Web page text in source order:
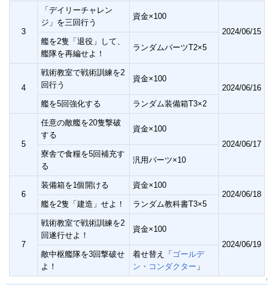
3
「デイリーチャレン
ジ」を三回行う
資金×100
2024/06/15
艦を2隻「退役」して、
艦隊を再編せよ！
ランダムパーツT2×5
4
戦術教室で戦術訓練を2
回行う
資金×100
2024/06/16
艦を5回強化する
ランダム装備箱T3×2
5
任意の敵艦を20隻撃破
する
資金×100
2024/06/17
寮舎で食糧を5回補充す
る
汎用パーツ×10
6
装備箱を1個開ける
資金×100
2024/06/18
艦を2隻「建造」せよ！
ランダム教科書T3×5
7
戦術教室で戦術訓練を2
回遂行せよ！
資金×100
2024/06/19
敵中枢艦隊を3回撃破せ
よ！
着せ替え「 ゴールデ
ン・コンダクター 」
↑